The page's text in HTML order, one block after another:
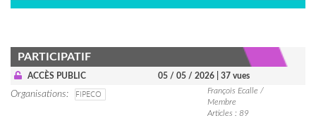
PARTICIPATIF
ACCÈS PUBLIC 05 / 05 / 2026 | 37 vues
Organisations FIPECO
François Ecalle /
Membre
Articles : 89